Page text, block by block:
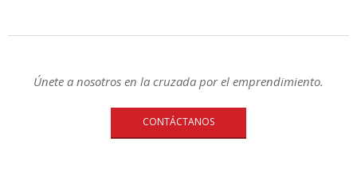
Únete a nosotros en la cruzada por el emprendimiento.
CONTÁCTANOS